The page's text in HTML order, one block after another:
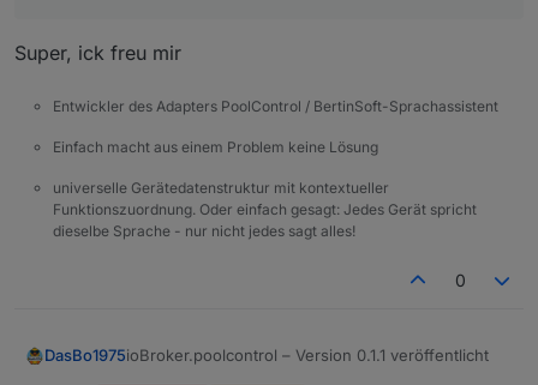
Hallo Siggi,
Ich glaube ich habe den Grund für die
fehlende Außentemperatur gefunden. Es
wird am HM-Sensor liegen. Der übermittelt
Dadurch erscheint kein Wert om PoolControl
übernommen wird.
Super, ick freu mir
Entwickler des Adapters PoolControl / BertinSoft-Sprachassistent
Einfach macht aus einem Problem keine Lösung
universelle Gerätedatenstruktur mit kontextueller
Funktionszuordnung. Oder einfach gesagt: Jedes Gerät spricht
dieselbe Sprache - nur nicht jedes sagt alles!
0
DasBo1975ioBroker.poolcontrol – Version 0.1.1 veröffentlicht